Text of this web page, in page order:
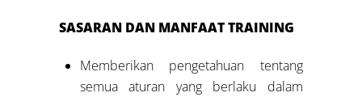
SASARAN DAN MANFAAT TRAINING
Memberikan pengetahuan tentang
semua aturan yang berlaku dalam